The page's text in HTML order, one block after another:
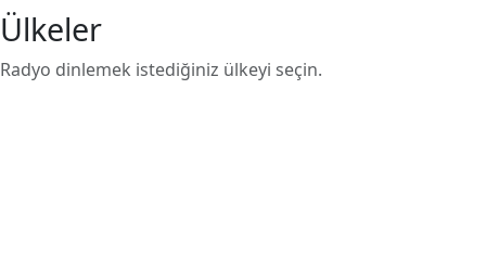
Ülkeler
Radyo dinlemek istediğiniz ülkeyi seçin.